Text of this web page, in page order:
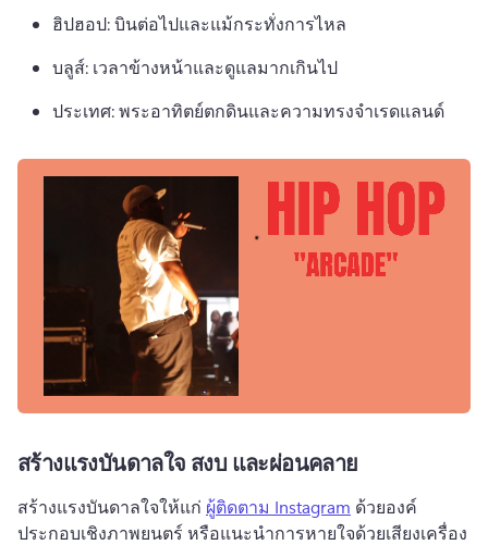
ฮิปฮอป: บินต่อไปและแม้กระทั่งการไหล
บลูส์: เวลาข้างหน้าและดูแลมากเกินไป
ประเทศ: พระอาทิตย์ตกดินและความทรงจําเรดแลนด์
สร้างแรงบันดาลใจ สงบ และผ่อนคลาย
สร้างแรงบันดาลใจให้แก่ ผู้ติดตาม Instagram ด้วยองค์
ประกอบเชิงภาพยนตร์ หรือแนะนำการหายใจด้วยเสียงเครื่อง